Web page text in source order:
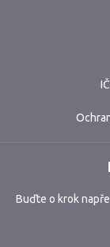
Buďte o krok